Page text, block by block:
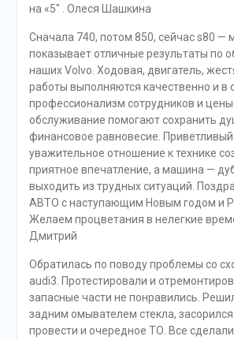
на «5″ . Олеся Шашкина
Сначала 740, потом 850, сейчас s80 —
показывает отличные результаты по
наших Volvo. Ходовая, двигатель,
работы выполняются качественно и в
профессионализм сотрудников и
обслуживание помогают сохранить
финансовое равновесие. Приветливый
уважительное отношение к технике
приятное впечатление, а машина —
выходить из трудных ситуаций.
АВТО с наступающим Новым годом и
Желаем процветания в нелегкие
Дмитрий
Обратилась по поводу проблемы со
audi3. Протестировали и
запасные части не понравились.
задним омывателем стекла,
провести и очередное ТО. Все